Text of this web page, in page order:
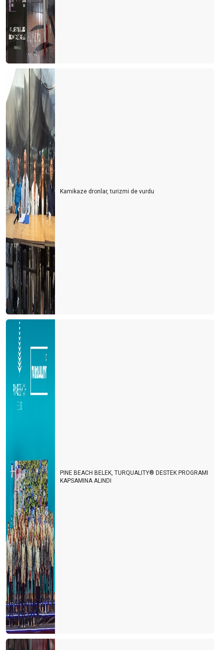
Kamikaze dronlar, turizmi de vurdu
PINE BEACH BELEK, TURQUALITY® DESTEK PROGRAMI
KAPSAMINA ALINDI